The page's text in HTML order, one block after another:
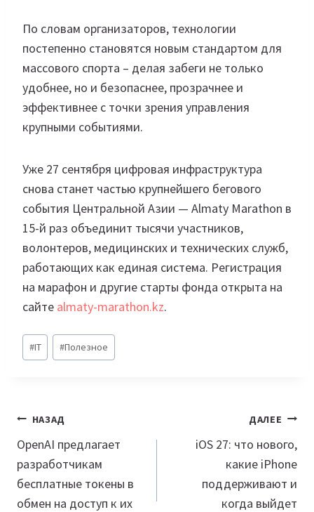
По словам организаторов, технологии
постепенно становятся новым стандартом для
массового спорта – делая забеги не только
удобнее, но и безопаснее, прозрачнее и
эффективнее с точки зрения управления
крупными событиями.
Уже 27 сентября цифровая инфраструктура
снова станет частью крупнейшего бегового
события Центральной Азии — Almaty Marathon в
15-й раз объединит тысячи участников,
волонтеров, медицинских и технических служб,
работающих как единая система. Регистрация
на марафон и другие старты фонда открыта на
сайте almaty-marathon.kz.
Метки
записи:
#IT #Полезное
Навигация
по
записям
НАЗАД
OpenAI предлагает
разработчикам
бесплатные токены в
обмен на доступ к их
ДАЛЕЕ
iOS 27: что нового,
какие iPhone
поддерживают и
когда выйдет